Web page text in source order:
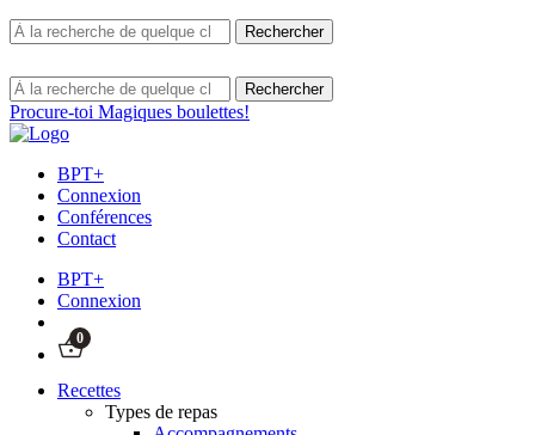
Procure-toi Magiques boulettes!
BPT+
Connexion
Conférences
Contact
BPT+
Connexion
0
Recettes
Types de repas